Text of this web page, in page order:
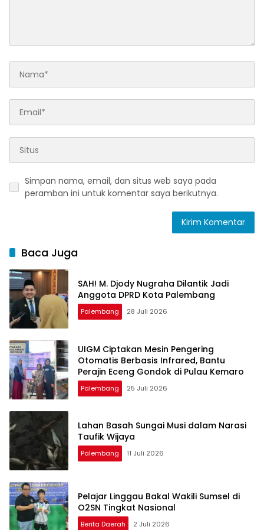
Simpan nama, email, dan situs web saya pada
peramban ini untuk komentar saya berikutnya.
Baca Juga
SAH! M. Djody Nugraha Dilantik Jadi
Anggota DPRD Kota Palembang
Palembang 28 Juli 2026
UIGM Ciptakan Mesin Pengering
Otomatis Berbasis Infrared, Bantu
Perajin Eceng Gondok di Pulau Kemaro
Palembang 25 Juli 2026
Lahan Basah Sungai Musi dalam Narasi
Taufik Wijaya
Palembang 11 Juli 2026
Pelajar Linggau Bakal Wakili Sumsel di
O2SN Tingkat Nasional
Berita Daerah 2 Juli 2026